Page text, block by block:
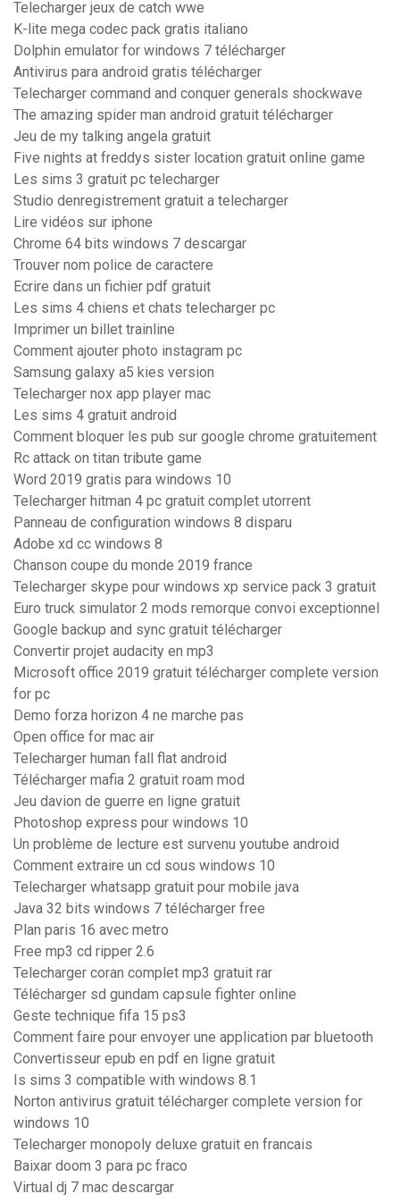
Telecharger jeux de catch wwe
K-lite mega codec pack gratis italiano
Dolphin emulator for windows 7 télécharger
Antivirus para android gratis télécharger
Telecharger command and conquer generals shockwave
The amazing spider man android gratuit télécharger
Jeu de my talking angela gratuit
Five nights at freddys sister location gratuit online game
Les sims 3 gratuit pc telecharger
Studio denregistrement gratuit a telecharger
Lire vidéos sur iphone
Chrome 64 bits windows 7 descargar
Trouver nom police de caractere
Ecrire dans un fichier pdf gratuit
Les sims 4 chiens et chats telecharger pc
Imprimer un billet trainline
Comment ajouter photo instagram pc
Samsung galaxy a5 kies version
Telecharger nox app player mac
Les sims 4 gratuit android
Comment bloquer les pub sur google chrome gratuitement
Rc attack on titan tribute game
Word 2019 gratis para windows 10
Telecharger hitman 4 pc gratuit complet utorrent
Panneau de configuration windows 8 disparu
Adobe xd cc windows 8
Chanson coupe du monde 2019 france
Telecharger skype pour windows xp service pack 3 gratuit
Euro truck simulator 2 mods remorque convoi exceptionnel
Google backup and sync gratuit télécharger
Convertir projet audacity en mp3
Microsoft office 2019 gratuit télécharger complete version
for pc
Demo forza horizon 4 ne marche pas
Open office for mac air
Telecharger human fall flat android
Télécharger mafia 2 gratuit roam mod
Jeu davion de guerre en ligne gratuit
Photoshop express pour windows 10
Un problème de lecture est survenu youtube android
Comment extraire un cd sous windows 10
Telecharger whatsapp gratuit pour mobile java
Java 32 bits windows 7 télécharger free
Plan paris 16 avec metro
Free mp3 cd ripper 2.6
Telecharger coran complet mp3 gratuit rar
Télécharger sd gundam capsule fighter online
Geste technique fifa 15 ps3
Comment faire pour envoyer une application par bluetooth
Convertisseur epub en pdf en ligne gratuit
Is sims 3 compatible with windows 8.1
Norton antivirus gratuit télécharger complete version for
windows 10
Telecharger monopoly deluxe gratuit en francais
Baixar doom 3 para pc fraco
Virtual dj 7 mac descargar